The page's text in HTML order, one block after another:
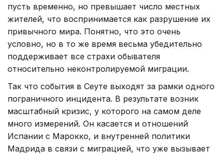
пусть временно, но превышает число местных
жителей, что воспринимается как разрушение их
привычного мира. Понятно, что это очень
условно, но в то же время весьма убедительно
поддерживает все страхи обывателя
относительно неконтролируемой миграции.
Так что события в Сеуте выходят за рамки одного
пограничного инцидента. В результате возник
масштабный кризис, у которого на самом деле
много измерений. Он касается и отношений
Испании с Марокко, и внутренней политики
Мадрида в связи с миграцией, что уже вызывает